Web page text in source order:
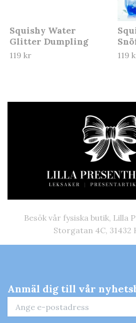
Besök vår fysiska butik, Lilla
Storgatan 4C, 31432
Squishy Water
Glitter Dumpling
119 kr 119
Anmäl dig till vår